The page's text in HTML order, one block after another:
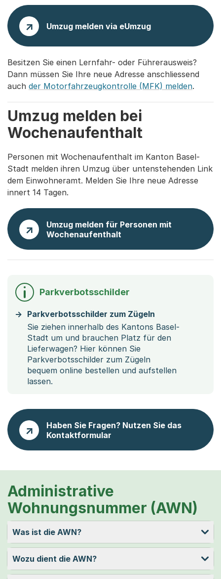
Umzug melden via eUmzug
Besitzen Sie einen Lernfahr- oder Führerausweis?
Dann müssen Sie Ihre neue Adresse anschliessend
auch der Motorfahrzeugkontrolle (MFK) melden.
Umzug melden bei
Wochenaufenthalt
Personen mit Wochenaufenthalt im Kanton Basel-
Stadt melden ihren Umzug über untenstehenden Link
dem Einwohneramt. Melden Sie Ihre neue Adresse
innert 14 Tagen.
Umzug melden für Personen mit
Wochenaufenthalt
Parkverbotsschilder
Parkverbotsschilder zum Zügeln
Sie ziehen innerhalb des Kantons Basel-
Stadt um und brauchen Platz für den
Lieferwagen? Hier können Sie
Parkverbotsschilder zum Zügeln
bequem online bestellen und aufstellen
lassen.
Haben Sie Fragen? Nutzen Sie das
Kontaktformular
Administrative
Wohnungsnummer (AWN)
Was ist die AWN?
Wozu dient die AWN?